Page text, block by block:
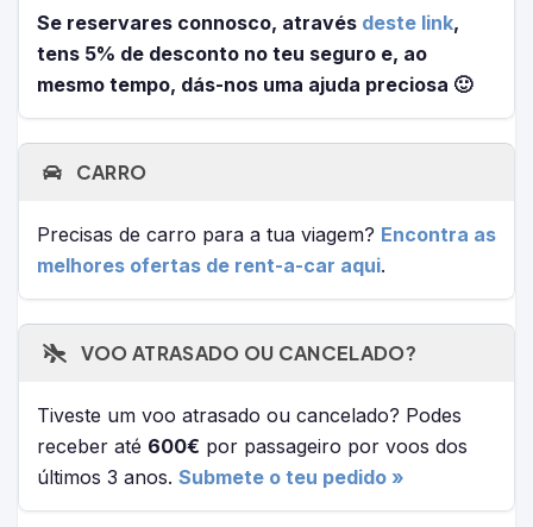
Se reservares connosco, através deste link,
tens 5% de desconto no teu seguro e, ao
mesmo tempo, dás-nos uma ajuda preciosa 🙂
CARRO
Precisas de carro para a tua viagem? Encontra as
melhores ofertas de rent-a-car aqui.
VOO ATRASADO OU CANCELADO?
Tiveste um voo atrasado ou cancelado? Podes
receber até 600€ por passageiro por voos dos
últimos 3 anos. Submete o teu pedido »